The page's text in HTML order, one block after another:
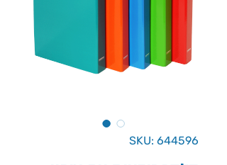
SKU: 644596